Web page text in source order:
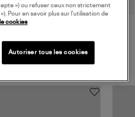
») ou refuser ceux non strictement
Pour en savoir plus sur l’utilisation de
cookies
Autoriser tous les cookies